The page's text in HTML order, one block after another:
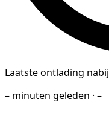
Laatste ontlading nabij
– minuten geleden · –